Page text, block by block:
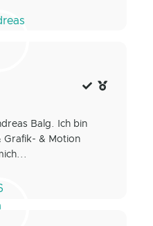
Balg. Ich bin
Grafik- & Motion